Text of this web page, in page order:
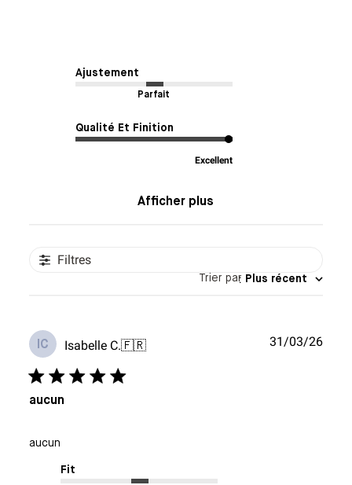
Ajustement
Parfait
Qualité Et Finition
Excellent
Afficher plus
Filtres
Trier par: Plus récent
IC Isabelle C.🇫🇷
aucun
aucun
Fit
Date
31/03/26